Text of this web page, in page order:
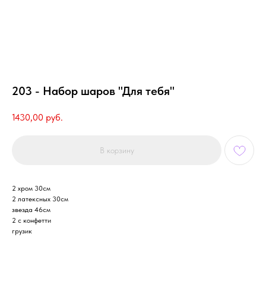
203 - Набор шаров "Для тебя"
1430,00 руб.
В корзину
2 хром 30см
2 латексных 30см
звезда 46см
2 с конфетти
грузик